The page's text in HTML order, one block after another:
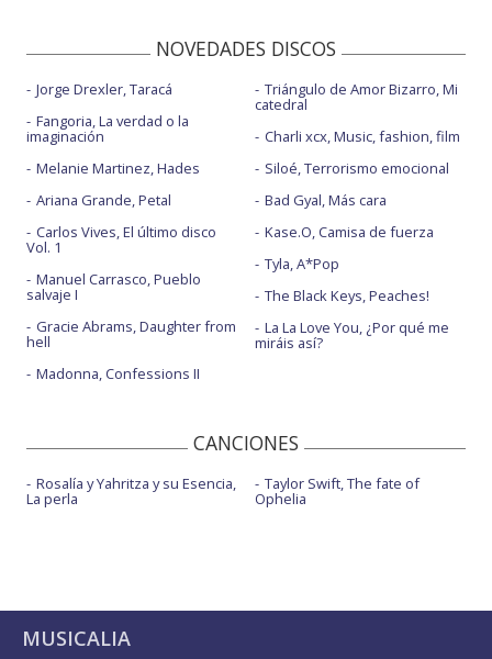
NOVEDADES DISCOS
Jorge Drexler, Taracá
Fangoria, La verdad o la
imaginación
Melanie Martinez, Hades
Ariana Grande, Petal
Carlos Vives, El último disco
Vol. 1
Manuel Carrasco, Pueblo
salvaje I
Gracie Abrams, Daughter from
hell
Madonna, Confessions II
Triángulo de Amor Bizarro, Mi
catedral
Charli xcx, Music, fashion, film
Siloé, Terrorismo emocional
Bad Gyal, Más cara
Kase.O, Camisa de fuerza
Tyla, A*Pop
The Black Keys, Peaches!
La La Love You, ¿Por qué me
miráis así?
CANCIONES
Rosalía y Yahritza y su Esencia,
La perla
Taylor Swift, The fate of
Ophelia
MUSICALIA